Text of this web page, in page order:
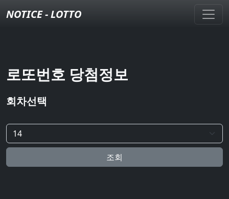
NOTICE - LOTTO
로또번호 당첨정보
회차선택
조회